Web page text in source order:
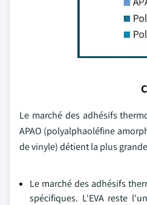
Le marché des adhésifs
APAO (polyalphaoléfine
de vinyle) détient la plus
Le marché des adhésifs
spécifiques. L'EVA reste